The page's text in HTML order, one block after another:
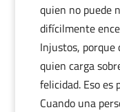
quien no puede
difícilmente
Injustos,
quien carga
felicidad. Eso es
Cuando una